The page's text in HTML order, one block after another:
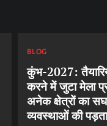
BLOG
कुंभ-2027:
करने में जुटा मेला
अनेक क्षेत्रों का
व्यवस्थाओं की